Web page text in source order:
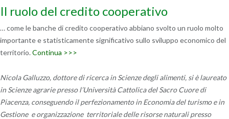
Il ruolo del credito cooperativo
… come le banche di credito cooperativo abbiano svolto un ruolo molto
importante e statisticamente significativo sullo sviluppo economico del
territorio. Continua >>>
Nicola Galluzzo, dottore di ricerca in Scienze degli alimenti, si è laureato
in Scienze agrarie presso l’Università Cattolica del Sacro Cuore di
Piacenza, conseguendo il perfezionamento in Economia del turismo e in
Gestione e organizzazione territoriale delle risorse naturali presso